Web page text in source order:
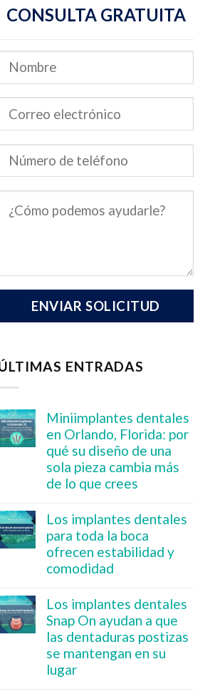
CONSULTA GRATUITA
ENTRADAS
Miniimplantes dentales
en Orlando, Florida: por
qué su diseño de una
sola pieza cambia más
de lo que crees
Los implantes dentales
para toda la boca
ofrecen estabilidad y
comodidad
Los implantes dentales
Snap On ayudan a que
las dentaduras postizas
se mantengan en su
lugar